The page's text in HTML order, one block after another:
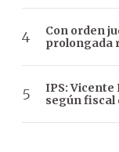
Con orden
prolongada
IPS:
según fiscal